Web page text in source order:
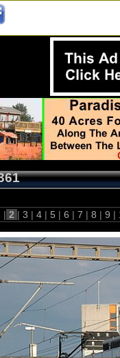
| 2 | 3 | 4 | 5 | 6 | 7 | 8 | 9 |